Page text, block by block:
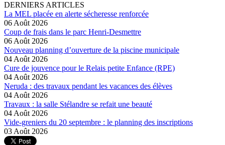
DERNIERS ARTICLES
La MEL placée en alerte sécheresse renforcée
06 Août 2026
Coup de frais dans le parc Henri-Desmettre
06 Août 2026
Nouveau planning d’ouverture de la piscine municipale
04 Août 2026
Cure de jouvence pour le Relais petite Enfance (RPE)
04 Août 2026
Neruda : des travaux pendant les vacances des élèves
04 Août 2026
Travaux : la salle Stélandre se refait une beauté
04 Août 2026
Vide-greniers du 20 septembre : le planning des inscriptions
03 Août 2026